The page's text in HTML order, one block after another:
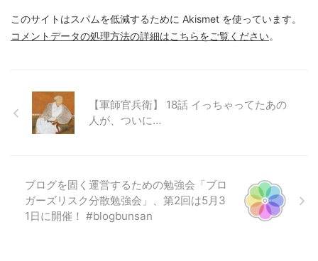
このサイトはスパムを低減するために Akismet を使っています。
コメントデータの処理方法の詳細はこちらをご覧ください。
【軍師官兵衛】 18話 イっちゃってたあの
人が、ついに…
ブログを固く運営するための勉強会「ブロ
ガーズリスク分散勉強会」、第2回は5月3
1日に開催！ #blogbunsan